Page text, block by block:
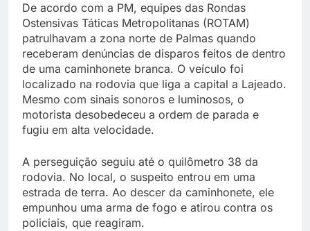
De acordo com a PM, equipes das Rondas
Ostensivas Táticas Metropolitanas (ROTAM)
patrulhavam a zona norte de Palmas quando
receberam denúncias de disparos feitos de dentro
de uma caminhonete branca. O veículo foi
localizado na rodovia que liga a capital a Lajeado.
Mesmo com sinais sonoros e luminosos, o
motorista desobedeceu a ordem de parada e
fugiu em alta velocidade.
A perseguição seguiu até o quilômetro 38 da
rodovia. No local, o suspeito entrou em uma
estrada de terra. Ao descer da caminhonete, ele
empunhou uma arma de fogo e atirou contra os
policiais, que reagiram.